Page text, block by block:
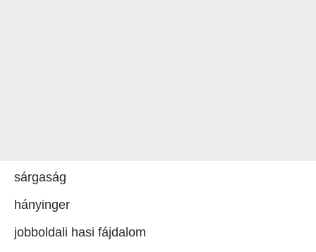
sárgaság
hányinger
jobboldali hasi fájdalom